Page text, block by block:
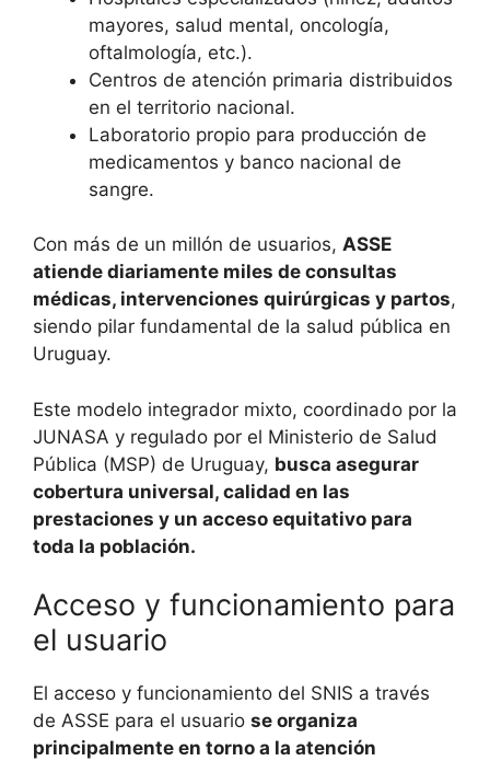
mayores, salud mental, oncología,
oftalmología, etc.).
Centros de atención primaria distribuidos
en el territorio nacional.
Laboratorio propio para producción de
medicamentos y banco nacional de
sangre.
Con más de un millón de usuarios, ASSE
atiende diariamente miles de consultas
médicas, intervenciones quirúrgicas y partos,
siendo pilar fundamental de la salud pública en
Uruguay.
Este modelo integrador mixto, coordinado por la
JUNASA y regulado por el Ministerio de Salud
Pública (MSP) de Uruguay, busca asegurar
cobertura universal, calidad en las
prestaciones y un acceso equitativo para
toda la población.
Acceso y funcionamiento para
el usuario
El acceso y funcionamiento del SNIS a través
de ASSE para el usuario se organiza
principalmente en torno a la atención